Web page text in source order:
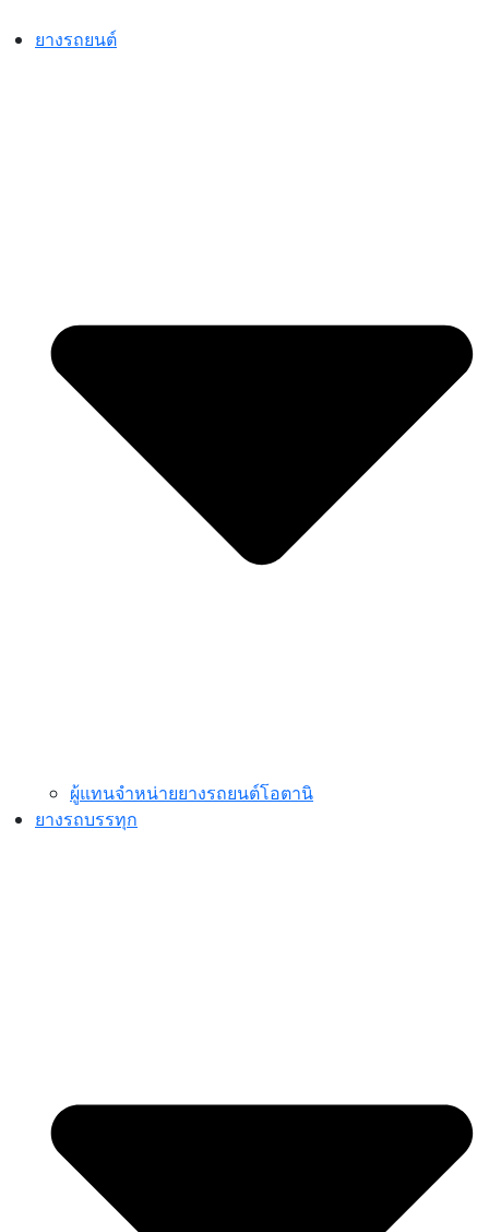
to
ยางรถยนต์
ผู้แทนจำหน่ายยางรถยนต์โอตานิ
ยางรถบรรทุก